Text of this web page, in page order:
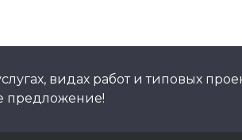
видах работ и типовых
предложение!